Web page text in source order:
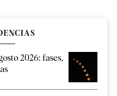
2026: fases,